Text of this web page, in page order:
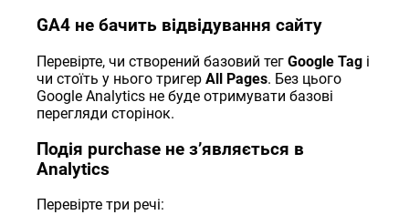
GA4 не бачить відвідування сайту
Перевірте, чи створений базовий тегGoogle Tag і
чи стоїть у нього тригерAll Pages. Без цього
Google Analytics не буде отримувати базові
перегляди сторінок.
Подія purchase не зʼявляється в
Analytics
Перевірте три речі: